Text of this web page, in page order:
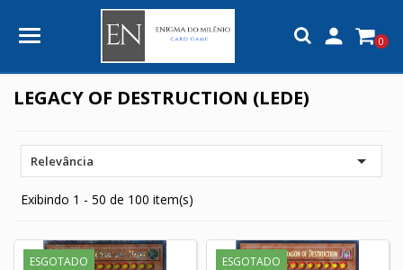
 0
LEGACY OF DESTRUCTION (LEDE)
Relevância 
Exibindo 1 - 50 de 100 item(s)
ESGOTADO ESGOTADO